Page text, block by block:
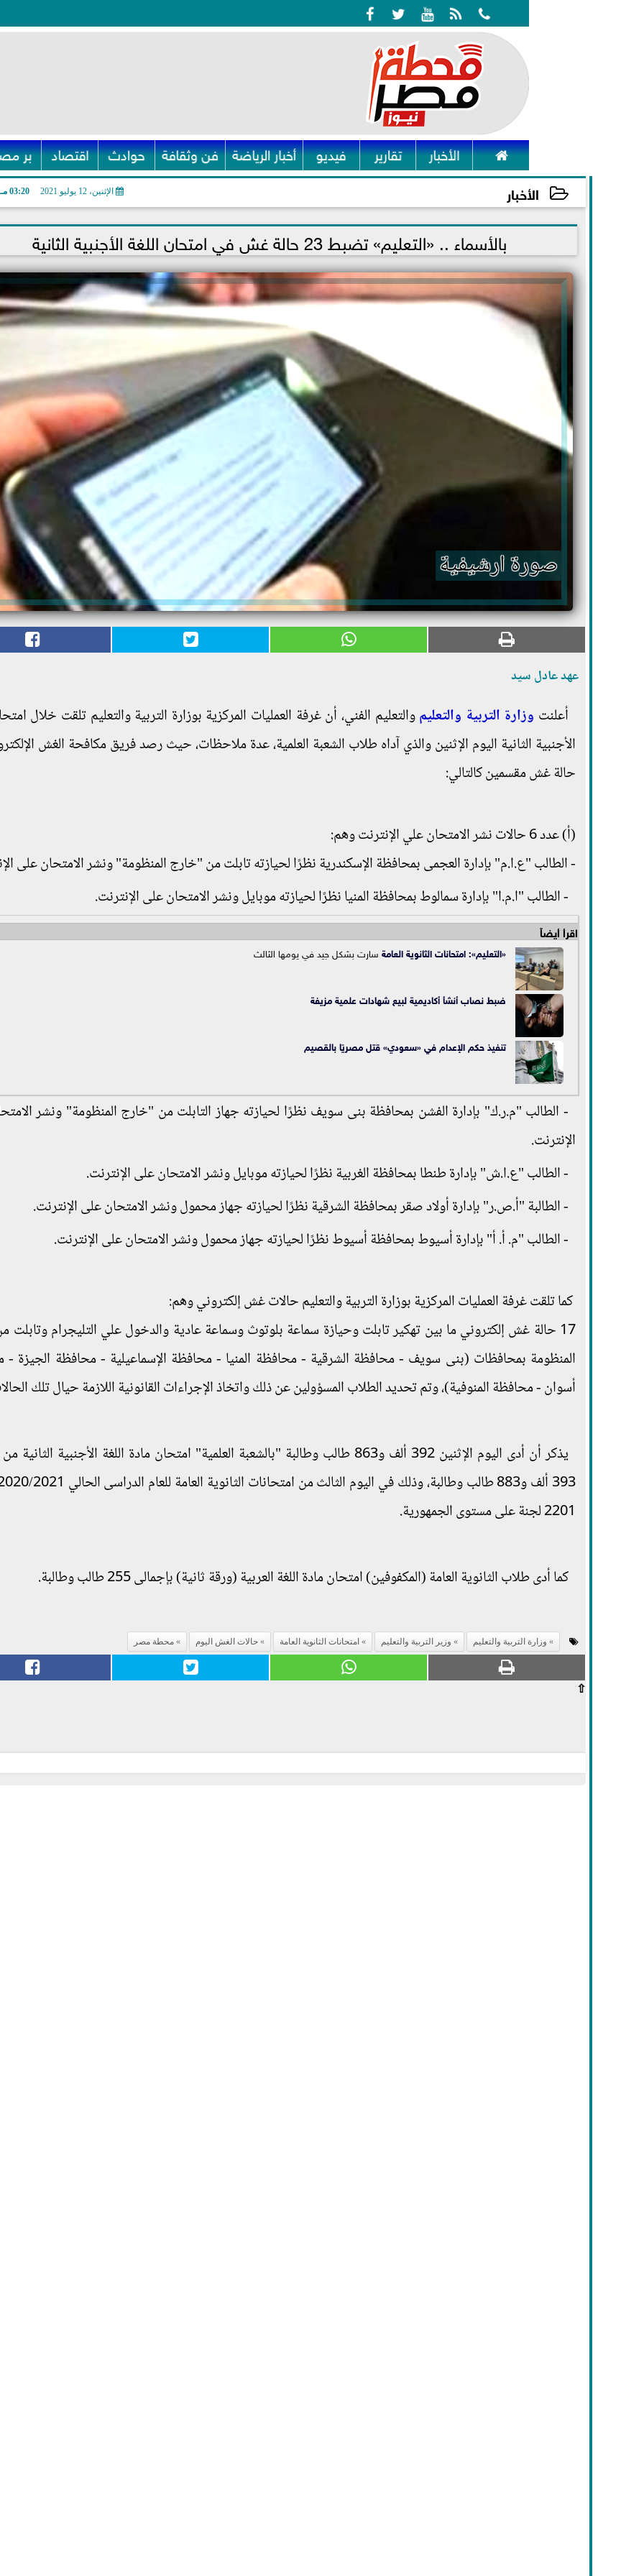
    
 الأخبار تقارير فيديو أخبار الرياضة فن وثقافة حوادث اقتصاد بر
الأخبار الإثنين، 12 يوليو 2021 03:20 مـ
2021-07-12 15:20:35 بالأسماء .. «التعليم» تضبط 23 حالة غش في امتحان اللغة الأجنبية الثانية
صورة ارشيفية
عهد عادل سيد
أعلنت وزارة التربية والتعليموالتعليم الفني، أن غرفة العمليات المركزية بوزارة التربية والتعليم تلقت خلال
حالة غش مقسمين كالتالي:
(أ) عدد 6 حالات نشر الامتحان علي الإنترنت وهم:
- الطالب "ع.ا.م" بإدارة العجمى بمحافظة الإسكندرية نظرًا لحيازته تابلت من "خارج المنظومة" ونشر الامتحان على
- الطالب "ا.م.ا" بإدارة سمالوط بمحافظة المنيا نظرًا لحيازته موبايل ونشر الامتحان على الإنترنت.
اقرأ أيضاً
«التعليم»:امتحانات الثانوية العامة سارت بشكل جيد في يومها الثالث
ضبط نصاب أنشأ أكاديمية لبيع شهادات علمية مزيفة
تنفيذ حكم الإعدام في «سعودي» قتل مصريًا بالقصيم
- الطالب "م.ر.ك" بإدارة الفشن بمحافظة بنى سويف نظرًا لحيازته جهاز التابلت من "خارج المنظومة" ونشر
الإنترنت.
- الطالب "ع.ا.ش" بإدارة طنطا بمحافظة الغربية نظرًا لحيازته موبايل ونشر الامتحان على الإنترنت.
- الطالبة "أ.ص.ر" بإدارة أولاد صقر بمحافظة الشرقية نظرًا لحيازته جهاز محمول ونشر الامتحان على الإنترنت.
- الطالب "م. أ. أ" بإدارة أسيوط بمحافظة أسيوط نظرًا لحيازته جهاز محمول ونشر الامتحان على الإنترنت.
كما تلقت غرفة العمليات المركزية بوزارة التربية والتعليم حالات غش إلكتروني وهم:
17 حالة غش إلكتروني ما بين تهكير تابلت وحيازة سماعة بلوتوث وسماعة عادية والدخول علي التليجرام وتابلت
المنظومة بمحافظات (بنى سويف - محافظة الشرقية - محافظة المنيا - محافظة الإسماعيلية - محافظة الجيزة -
أسوان - محافظة المنوفية)، وتم تحديد الطلاب المسؤولين عن ذلك واتخاذ الإجراءات القانونية اللازمة حيال تلك
يذكر أن أدى اليوم الإثنين 392 ألف و863 طالب وطالبة "بالشعبة العلمية" امتحان مادة اللغة الأجنبية
2201 لجنة على مستوى الجمهورية.
كما أدى طلاب الثانوية العامة (المكفوفين) امتحان مادة اللغة العربية (ورقة ثانية) بإجمالى 255 طالب وطالبة.
وزارة التربية والتعليم وزير التربية والتعليم امتحانات الثانوية العامة حالات الغش اليوم محطة مصر
⇧